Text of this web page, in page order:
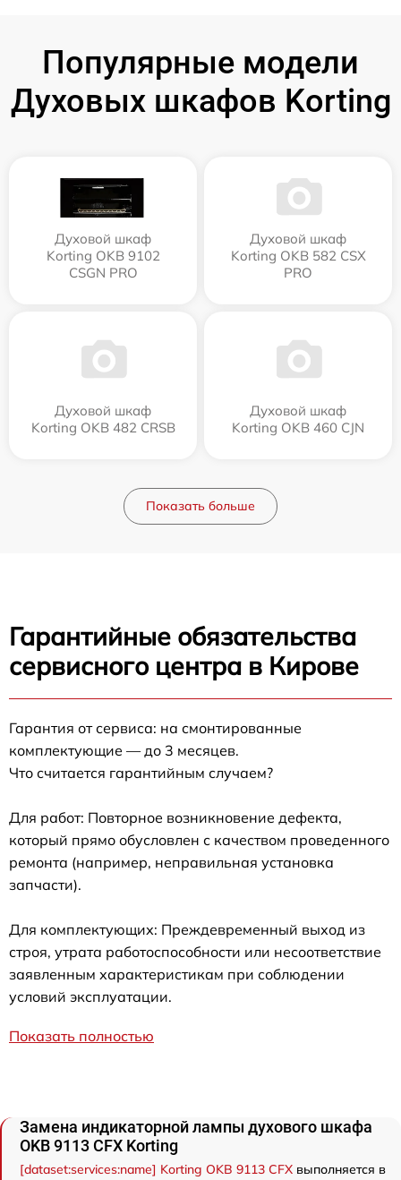
Популярные модели
Духовых шкафов Korting
Духовой шкаф
Korting OKB 9102
CSGN PRO
Духовой шкаф
Korting OKB 582 CSX
PRO
Духовой шкаф
Korting OKB 482 CRSB
Духовой шкаф
Korting OKB 460 CJN
Показать больше
Гарантийные обязательства
сервисного центра в Кирове
Гарантия от сервиса: на смонтированные
комплектующие — до 3 месяцев.
Что считается гарантийным случаем?
Для работ: Повторное возникновение дефекта,
который прямо обусловлен с качеством проведенного
ремонта (например, неправильная установка
запчасти).
Для комплектующих: Преждевременный выход из
строя, утрата работоспособности или несоответствие
заявленным характеристикам при соблюдении
условий эксплуатации.
Показать полностью
Замена индикаторной лампы духового шкафа
OKB 9113 CFX Korting
[dataset:services:name] Korting OKB 9113 CFX выполняется в